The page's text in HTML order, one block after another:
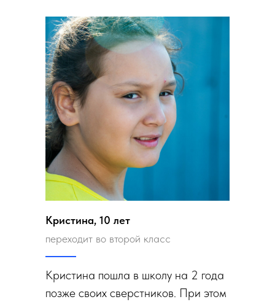
Кристина, 10 лет
переходит во второй класс
Кристина пошла в школу на 2 года
позже своих сверстников. При этом